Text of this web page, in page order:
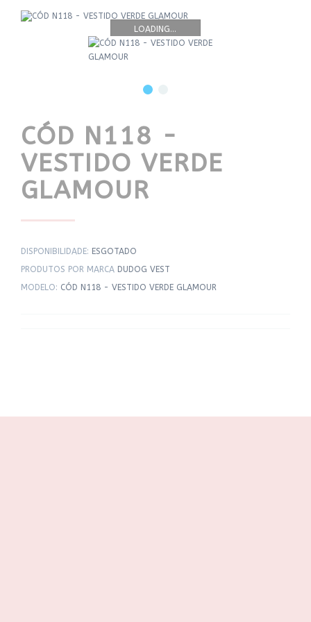
LOADING...
CÓD N118 -
VESTIDO VERDE
GLAMOUR
DISPONIBILIDADE: ESGOTADO
PRODUTOS POR MARCA DUDOG VEST
MODELO: CÓD N118 - VESTIDO VERDE GLAMOUR